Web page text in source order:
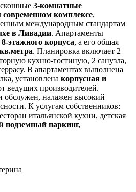
3-комнатные
комплексе,
международным стандартам
в Ливадии. Апартаменты
этажного корпуса, а его общая
. Планировка включает 2
кухню-гостиную, 2 санузла,
В апартаментах выполнена
установлена корпусная и
ведущих производителей.
обслужен, налажен высокий
К услугам собственников:
итальянской кухни, детская
подземный паркинг,